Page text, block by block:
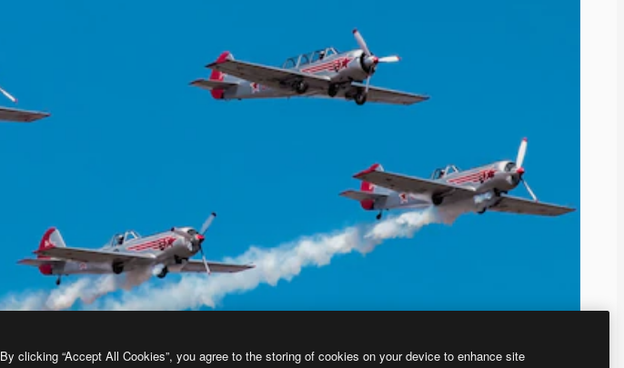
By clicking “Accept All Cookies”, you agree to the storing of cookies on your device to enhance site